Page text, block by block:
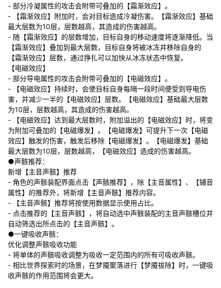
- 部分冷凝属性的攻击会附带可叠加的【霜渐效应】。
- 【霜渐效应】附加时，会对目标造成冷凝伤害。【霜渐效应】基础
最大层数为10层，层数越高，其造成的伤害越高。
- 随【霜渐效应】的层数增加，目标自身的移动速度将逐渐降低。当
【霜渐效应】叠加到最大层数，目标自身将被冰冻并移除自身的
【霜渐效应】层数，通过挣扎可以加快从冰冻状态中恢复。
【电磁效应】
- 部分导电属性的攻击会附带可叠加的【电磁效应】。
- 【电磁效应】持续时，会使目标自身每隔一段时间便受到导电伤
害，并减少一半的【电磁效应】层数。【电磁效应】基础最大层数
为10层，层数越高，其造成的伤害越高。
- 【电磁效应】达到最大层数时，附加溢出的【电磁效应】时，将变
为附加可叠加的【电磁爆发】。【电磁爆发】可提升下一次【电磁
效应】触发的伤害，触发后移除【电磁爆发】。【电磁爆发】基础
最大层数为10层，层数越高，【电磁效应】造成的伤害越高。
●声骸推荐：
新增【主音声骸】推荐
- 角色的声骸装配界面点击【声骸推荐】，除【主音属性】、【辅音
属性】的推荐外，将新增【主音声骸】推荐内容。
- 【主音声骸】推荐将按使用数据显示使用占比。
- 点击推荐的【主音声骸】，将自动选中声骸装配的主音声骸槽位并
自动筛选出所点击的【主音声骸】。
●一键吸收声骸：
优化调整声骸吸收功能
- 将单体的声骸吸收调整为吸收一定范围内的所有可吸收声骸。
- 相比世界探索时的场景，在梦魇聚落进行【梦魇祓除】时，一键吸
收声骸的作用范围将会更大。